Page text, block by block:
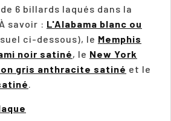
6 billards laqués dans la
savoir : L'Alabama blanc ou
ci-dessous), le Memphis
noir satiné, le New York
gris anthracite satiné et le
.